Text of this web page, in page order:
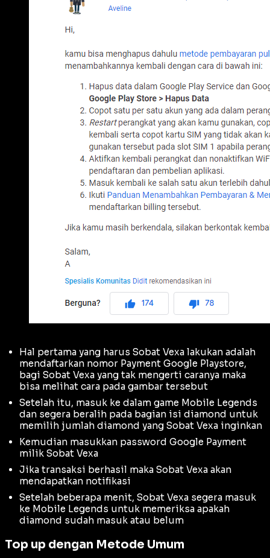
Hal pertama yang harus Sobat Vexa lakukan adalah
mendaftarkan nomor Payment Google Playstore,
bagi Sobat Vexa yang tak mengerti caranya maka
bisa melihat cara pada gambar tersebut
Setelah itu, masuk ke dalam game Mobile Legends
dan segera beralih pada bagian isi diamond untuk
memilih jumlah diamond yang Sobat Vexa inginkan
Kemudian masukkan password Google Payment
milik Sobat Vexa
Jika transaksi berhasil maka Sobat Vexa akan
mendapatkan notifikasi
Setelah beberapa menit, Sobat Vexa segera masuk
ke Mobile Legends untuk memeriksa apakah
diamond sudah masuk atau belum
Top up dengan Metode Umum